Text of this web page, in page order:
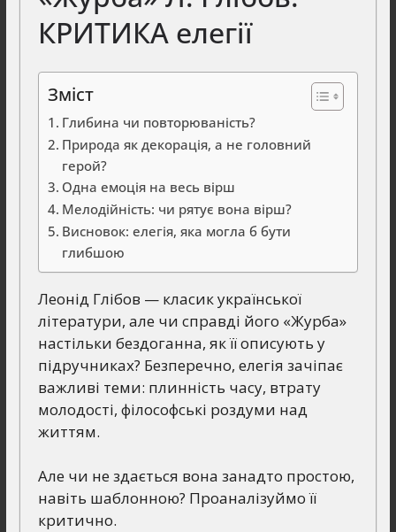
КРИТИКА елегії
Зміст
Глибина чи повторюваність?
Природа як декорація, а не головний
герой?
Одна емоція на весь вірш
Мелодійність: чи рятує вона вірш?
Висновок: елегія, яка могла б бути
глибшою
Леонід Глібов — класик української
літератури, але чи справді його «Журба»
настільки бездоганна, як її описують у
підручниках? Безперечно, елегія зачіпає
важливі теми: плинність часу, втрату
молодості, філософські роздуми над
життям.
Але чи не здається вона занадто простою,
навіть шаблонною? Проаналізуймо її
критично.